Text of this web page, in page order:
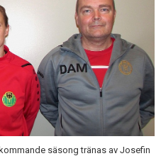
säsong tränas av Josefin